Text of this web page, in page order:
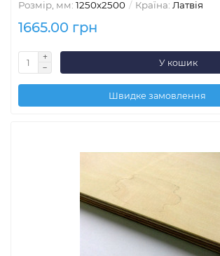
Розмір, мм: 1250х2500 Країна: Латвія
1665.00 грн
У кошик
Швидке замовлення